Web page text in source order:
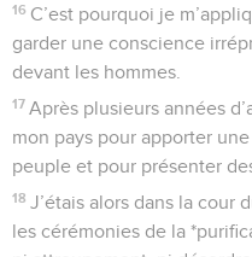
16 C’est pourquoi je
garder une conscience
devant les hommes.
17 Après plusieurs années
mon pays pour apporter
peuple et pour présenter
18 J’étais alors dans la cour
les cérémonies de la